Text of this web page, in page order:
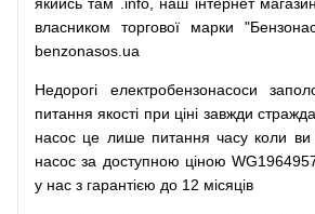
власником
торгової марки "
benzonasos.ua
Недорогі електробензонасоси
питання якості при ціні завжди
насос це лише питання часу коли ви
насос за доступною ціною
у нас з гарантією до 12 місяців